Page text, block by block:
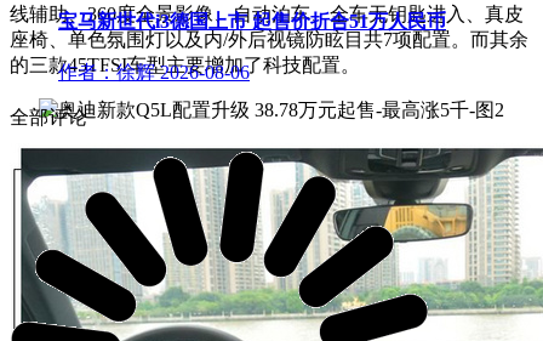
线辅助、360度全景影像、自动泊车、全车无钥匙进入、真皮
座椅、单色氛围灯以及内/外后视镜防眩目共7项配置。而其余
的三款45TFSI车型主要增加了科技配置。
宝马新世代i3德国上市 起售价折合51万人民币
作者：徐辉 2026-08-06
全部评论